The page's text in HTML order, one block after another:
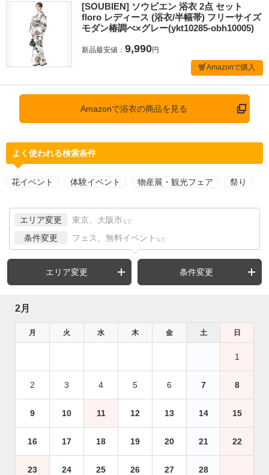
[SOUBIEN] ソウビエン 浴衣 2点 セット
floro レディース (浴衣/半幅帯) フリーサイズ
モダン椿調べ×グレー(ykt10285-obh10005)
新品最安値： 9,990円
Amazonで購入
Amazonで浴衣の商品を見る
よく使われる検索条件
花イベント 体験イベント 物産展・観光フェア 祭り
エリア変更 東京、大阪市 など
条件変更 フェス、無料イベント など
エリア変更 条件変更
2月
月 火 水 木 金 土 日
1
2 3 4 5 6 7 8
9 10 11 12 13 14 15
16 17 18 19 20 21 22
23 24 25 26 27 28